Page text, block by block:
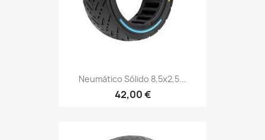
Neumático Sólido 8,5x2,5...
42,00 €